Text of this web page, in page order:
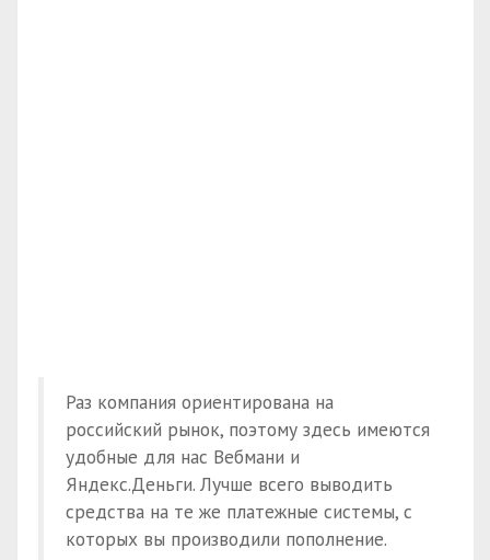
Раз компания ориентирована на
российский рынок, поэтому здесь имеются
удобные для нас Вебмани и
Яндекс.Деньги. Лучше всего выводить
средства на те же платежные системы, с
которых вы производили пополнение.